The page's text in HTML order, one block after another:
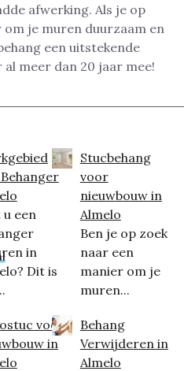
afwerking. Als je op
je muren duurzaam en
een uitstekende
meer dan 20 jaar mee!
een
in
Dit is
voor
in
Stucbehang
voor
nieuwbouw in
Almelo
Ben je op zoek
naar een
manier om je
muren...
Behang
Verwijderen in
Almelo